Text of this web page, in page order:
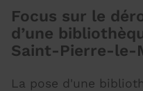
Focus sur le
d’une
Saint-Pierre-le-
La pose d'une